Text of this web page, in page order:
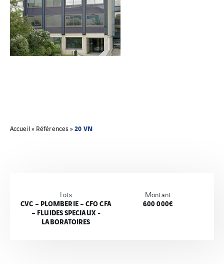
Accueil» Références»20 VN
Lots
CVC – PLOMBERIE – CFO CFA
– FLUIDES SPECIAUX -
LABORATOIRES
Montant
600 000€